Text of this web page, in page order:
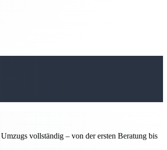
vollständig – von der ersten Beratung bis